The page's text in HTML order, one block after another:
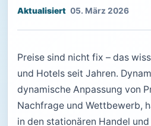
05. März 2026
Preise sind nicht fix – das
und Hotels seit Jahren.
dynamische Anpassung von
Nachfrage und Wettbewerb,
in den stationären Handel